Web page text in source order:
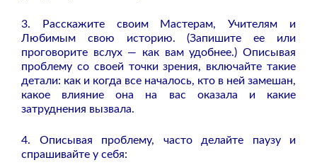
3. Расскажите своим Мастерам, Учителям и
Любимым свою историю. (Запишите ее или
проговорите вслух — как вам удобнее.) Описывая
проблему со своей точки зрения, включайте такие
детали: как и когда все началось, кто в ней замешан,
какое влияние она на вас оказала и какие
затруднения вызвала.
4. Описывая проблему, часто делайте паузу и
спрашивайте у себя: